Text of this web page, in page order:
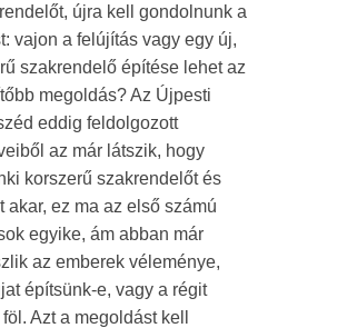
újra kell gondolnunk a
vajon a felújítás vagy egy új,
szakrendelő építése lehet az
megoldás? Az Újpesti
eddig feldolgozott
az már látszik, hogy
korszerű szakrendelőt és
akar, ez ma az első számú
egyike, ám abban már
az emberek véleménye,
építsünk-e, vagy a régit
Azt a megoldást kell